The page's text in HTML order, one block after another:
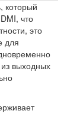
который
что
это
для
выходных